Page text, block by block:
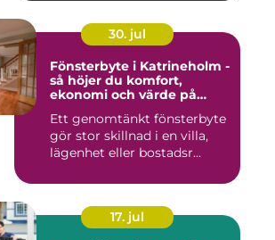
30. jul
Fönsterbyte i Katrineholm -
så höjer du komfort,
ekonomi och värde på
Ett genomtänkt fönsterbyte
gör stor skillnad i en villa,
lägenhet eller bostadsr...
17. jul